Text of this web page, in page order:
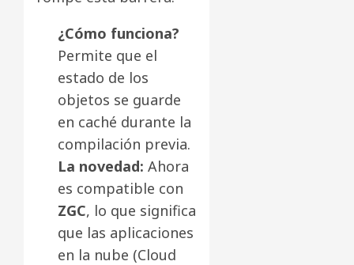
¿Cómo funciona?
Permite que el
estado de los
objetos se guarde
en caché durante la
compilación previa.
La novedad: Ahora
es compatible con
ZGC, lo que significa
que las aplicaciones
en la nube (Cloud